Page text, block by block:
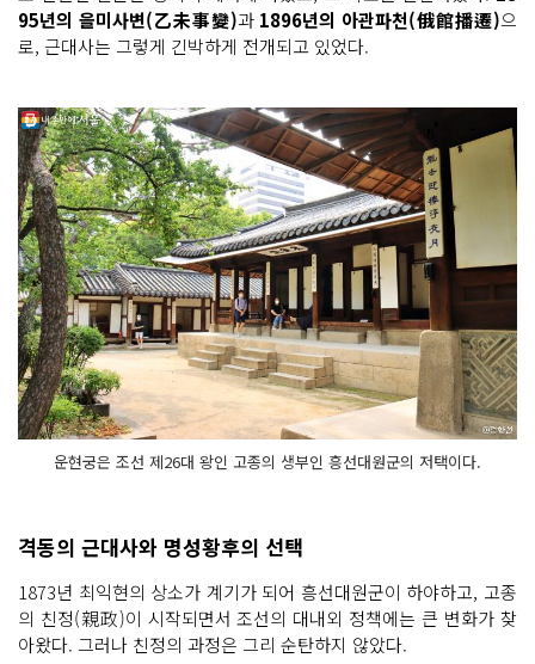
95년의 을미사변(乙未事變)과 1896년의 아관파천(俄館播遷)으
로, 근대사는 그렇게 긴박하게 전개되고 있었다.
운현궁은 조선 제26대 왕인 고종의 생부인 흥선대원군의 저택이다.
격동의 근대사와 명성황후의 선택
1873년 최익현의 상소가 계기가 되어 흥선대원군이 하야하고, 고종
의 친정(親政)이 시작되면서 조선의 대내외 정책에는 큰 변화가 찾
아왔다. 그러나 친정의 과정은 그리 순탄하지 않았다.